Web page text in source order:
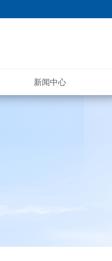
新闻中心